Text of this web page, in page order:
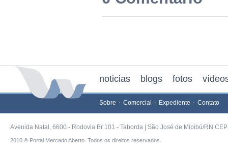
noticias blogs fotos
Sobre Comercial Expediente Contato
Avenida Natal, 6600 - Rodovia Br 101 - Taborda | São José de Mipibú/RN
2010 ® Portal Mercado Aberto. Todos os direitos reservados.